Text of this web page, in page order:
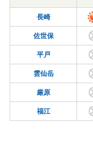
長崎
佐世保
平戸
雲仙岳
厳原
福江